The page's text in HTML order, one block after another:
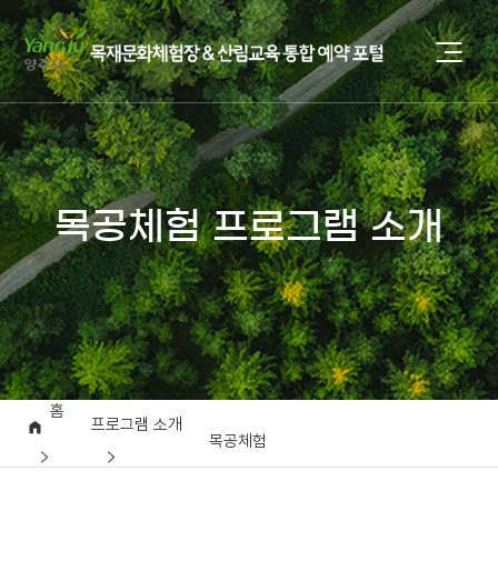
목공체험 프로그램 소개
홈
프로그램 소개
목공체험